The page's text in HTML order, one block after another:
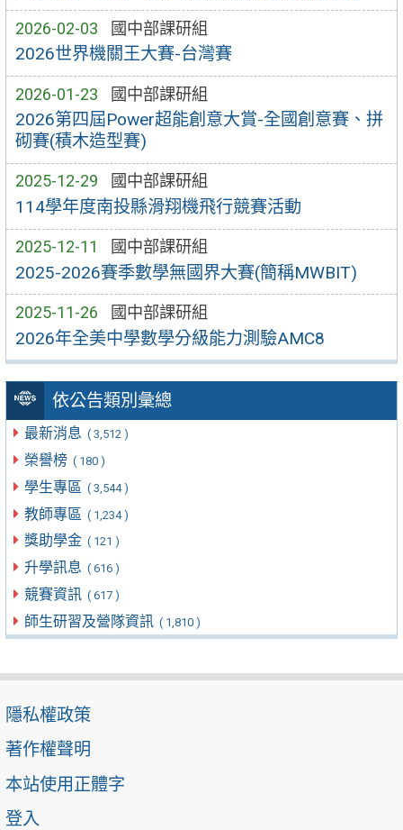
2026-02-03 國中部課研組
2026世界機關王大賽-台灣賽
2026-01-23 國中部課研組
2026第四屆Power超能創意大賞-全國創意賽、拼
砌賽(積木造型賽)
2025-12-29 國中部課研組
114學年度南投縣滑翔機飛行競賽活動
2025-12-11 國中部課研組
2025-2026賽季數學無國界大賽(簡稱MWBIT)
2025-11-26 國中部課研組
2026年全美中學數學分級能力測驗AMC8
依公告類別彙總
最新消息 ( 3,512 )
榮譽榜 ( 180 )
學生專區 ( 3,544 )
教師專區 ( 1,234 )
獎助學金 ( 121 )
升學訊息 ( 616 )
競賽資訊 ( 617 )
師生研習及營隊資訊 ( 1,810 )
隱私權政策
著作權聲明
本站使用正體字
登入